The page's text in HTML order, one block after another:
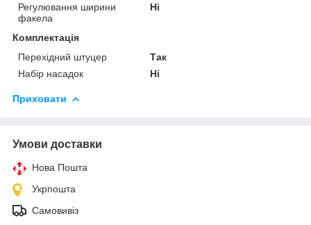
Регулювання ширини
факела
Ні
Комплектація
Перехідний штуцер
Так
Набір насадок
Ні
Приховати
Умови доставки
Нова Пошта
Укрпошта
Самовивіз